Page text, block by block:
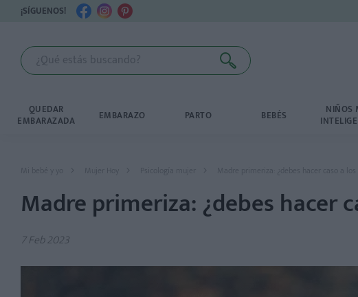
¡SÍGUENOS!
QUEDAR
EMBARAZADA EMBARAZO PARTO BEBÉS NIÑOS
Mi bebé y yo Mujer Hoy Psicología mujer Madre primeriza: ¿debes hacer caso a los
Madre primeriza: ¿debes hacer
7 Feb 2023